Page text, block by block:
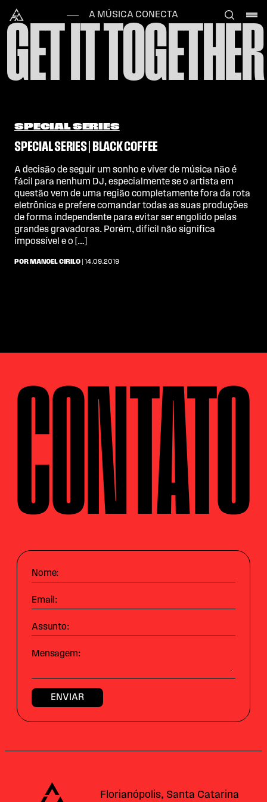
Alataj
A MÚSICA CONECTA
GET IT TOGETHER
SPECIAL SERIES
SPECIAL SERIES | BLACK COFFEE
A decisão de seguir um sonho e viver de música não é
fácil para nenhum DJ, especialmente se o artista em
questão vem de uma região completamente fora da rota
eletrônica e prefere comandar todas as suas produções
de forma independente para evitar ser engolido pelas
grandes gravadoras. Porém, difícil não significa
impossível e o […]
POR MANOEL CIRILO | 14.09.2019
CONTATO
Nome:
Email:
Assunto:
Mensagem:
Alataj
Florianópolis, Santa Catarina